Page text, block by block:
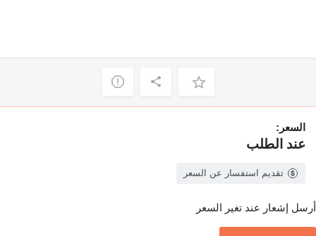
السعر:
عند الطلب
تقديم استفسار عن السعر
أرسل إشعار عند تغير السعر